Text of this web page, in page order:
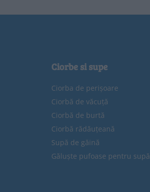
Ciorbe si supe
Ciorba de perișoare
Ciorbă de văcuță
Ciorbă de burtă
Ciorbă rădăuțeană
Supă de găină
Găluște pufoase pentru supă